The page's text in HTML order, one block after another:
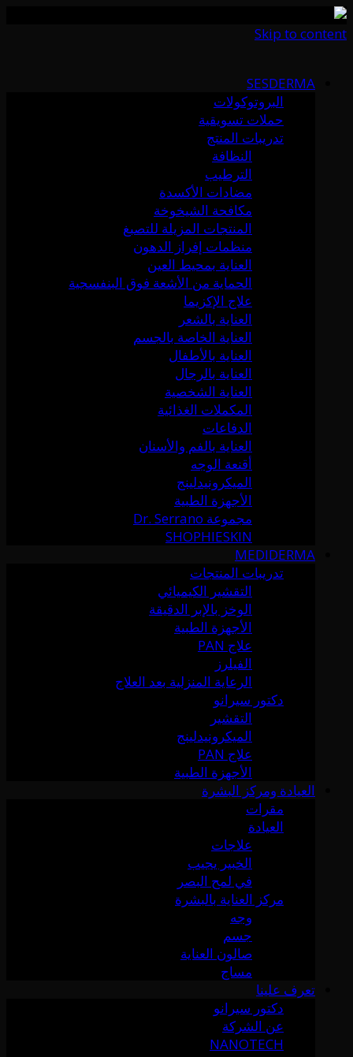
Skip to content
SESDERMA
البروتوكولات
حملات تسويقية
تدريبات المنتج
النظافة
الترطيب
مضادات الأكسدة
مكافحة الشيخوخة
المنتجات المزيلة للتصبغ
منظمات إفراز الدهون
العناية بمحيط العين
الحماية من الأشعة فوق البنفسجية
علاج الإكزيما
العناية بالشعر
العناية الخاصة بالجسم
العناية بالأطفال
العناية بالرجال
العناية الشخصية
المكملات الغذائية
الدفاعات
العناية بالفم والأسنان
أقنعة الوجه
الميكرونيدلينج
الأجهزة الطبية
مجموعة Dr. Serrano
SHOPHIESKIN
MEDIDERMA
تدريبات المنتجات
التقشير الكيميائي
الوخز بالإبر الدقيقة
الأجهزة الطبية
علاج PAN
الفيلرز
الرعاية المنزلية بعد العلاج
دكتور سيرانو
التقشير
الميكرونيدلينج
علاج PAN
الأجهزة الطبية
العيادة ومركز البشرة
مقرات
العيادة
علاجات
الخبير يجيب
في لمح البصر
مركز العناية بالبشرة
وجه
جسم
صالون العناية
مساج
تعرف علينا
دكتور سيرانو
عن الشركة
NANOTECH